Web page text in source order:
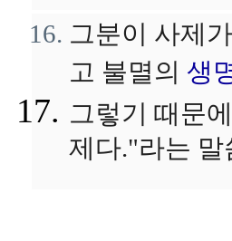
그분이 사제
고 불멸의 생
그렇기 때문
제다."라는